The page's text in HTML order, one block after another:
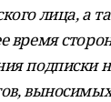
лица, а
время
подписки